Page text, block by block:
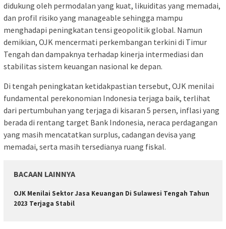
didukung oleh permodalan yang kuat, likuiditas yang memadai,
dan profil risiko yang manageable sehingga mampu
menghadapi peningkatan tensi geopolitik global. Namun
demikian, OJK mencermati perkembangan terkini di Timur
Tengah dan dampaknya terhadap kinerja intermediasi dan
stabilitas sistem keuangan nasional ke depan.
Di tengah peningkatan ketidakpastian tersebut, OJK menilai
fundamental perekonomian Indonesia terjaga baik, terlihat
dari pertumbuhan yang terjaga di kisaran 5 persen, inflasi yang
berada di rentang target Bank Indonesia, neraca perdagangan
yang masih mencatatkan surplus, cadangan devisa yang
memadai, serta masih tersedianya ruang fiskal.
BACAAN LAINNYA
OJK Menilai Sektor Jasa Keuangan Di Sulawesi Tengah Tahun
2023 Terjaga Stabil